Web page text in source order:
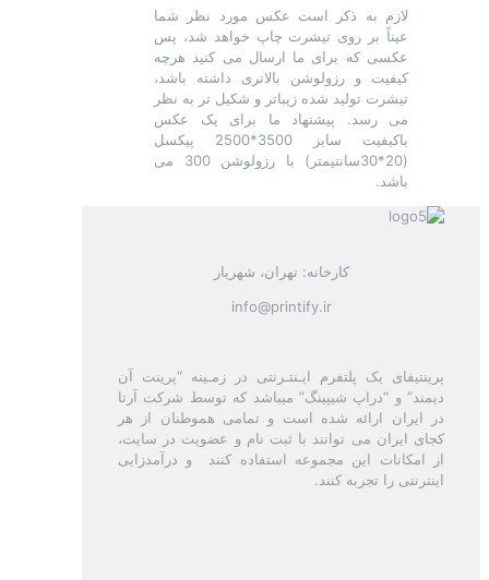
لازم به ذکر است عکس مورد نظر شما
عیناً بر روی تیشرت چاپ خواهد شد، پس
عکسی که برای ما ارسال می کنید هرچه
کیفیت و رزولوشن بالاتری داشته باشد،
تیشرت تولید شده زیباتر و شکیل تر به نظر
می رسد. پیشنهاد ما برای یک عکس
باکیفیت سایز 3500*2500 پیکسل
(20*30سانتیمتر) با رزولوشن 300 می
باشد.
کارخانه: تهران، شهریار
info@printify.ir
پرینتیفای یک پلتفرم ایـنتـرنتی در زمـینه “پرینت آن
دیمند” و “دراپ شیپینگ” میباشد که توسط شرکت آرتا
در ایران ارائه شده است و تمامی هموطنان از هر
کجای ایران می توانند با ثبت نام و عضویت در سایت،
از امکانات این مجموعه استفاده کنند و درآمدزایی
اینترنتی را تجربه کنند.